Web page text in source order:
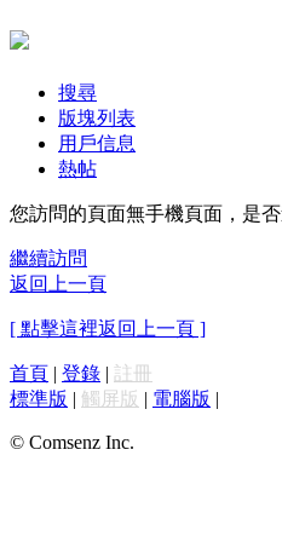
搜尋
版塊列表
用戶信息
熱帖
您訪問的頁面無手機頁面，是
繼續訪問
返回上一頁
[ 點擊這裡返回上一頁 ]
首頁 | 登錄 | 註冊
標準版 | 觸屏版 | 電腦版 |
© Comsenz Inc.